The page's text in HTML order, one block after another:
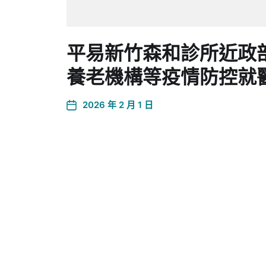
平易新竹森和診所近政
養老機構等疫情防控就
2026 年 2 月 1 日